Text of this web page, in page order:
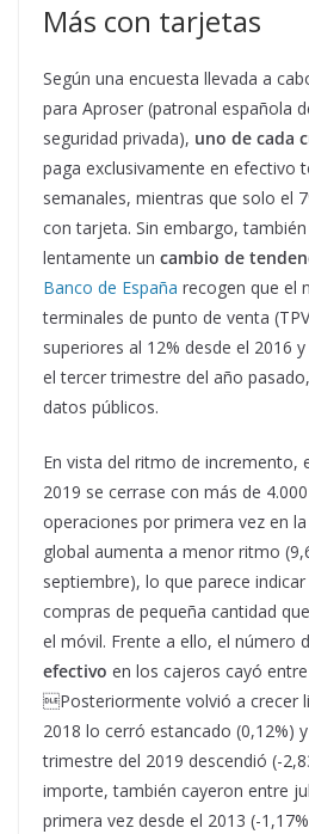
Más con tarjetas
Según una encuesta llevada a
para Aproser (patronal española
seguridad privada), uno de cada
paga exclusivamente en efectivo
semanales, mientras que solo el
con tarjeta. Sin embargo,
lentamente un cambio de
Banco de España recogen que el
terminales de punto de venta
superiores al 12% desde el 2016
el tercer trimestre del año
datos públicos.
En vista del ritmo de incremento,
2019 se cerrase con más de
operaciones por primera vez en
global aumenta a menor ritmo
septiembre), lo que parece
compras de pequeña cantidad
el móvil. Frente a ello, el número
efectivo en los cajeros cayó
Posteriormente volvió a crecer
2018 lo cerró estancado (0,12%)
trimestre del 2019 descendió (-
importe, también cayeron entre
primera vez desde el 2013 (-